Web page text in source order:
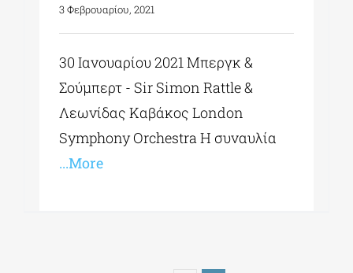
3 Φεβρουαρίου, 2021
30 Ιανουαρίου 2021 Μπεργκ &
Σούμπερτ - Sir Simon Rattle &
Λεωνίδας Καβάκος London
Symphony Orchestra Η συναυλία
...More